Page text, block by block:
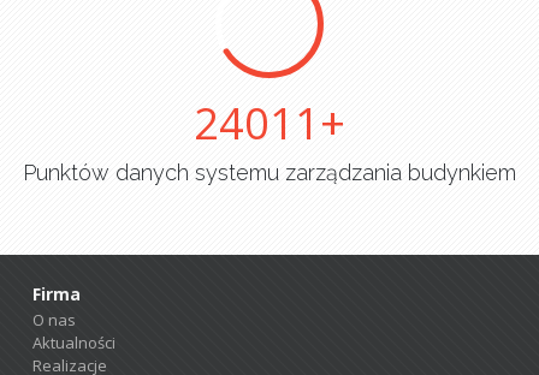
25000
Punktów danych systemu zarządzania budynkiem
Firma
O nas
Aktualności
Realizacje